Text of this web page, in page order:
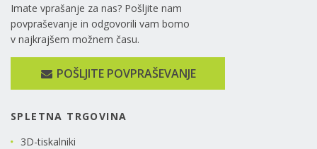
Imate vprašanje za nas? Pošljite nam
povpraševanje in odgovorili vam bomo
v najkrajšem možnem času.
POŠLJITE POVPRAŠEVANJE
SPLETNA TRGOVINA
3D-tiskalniki